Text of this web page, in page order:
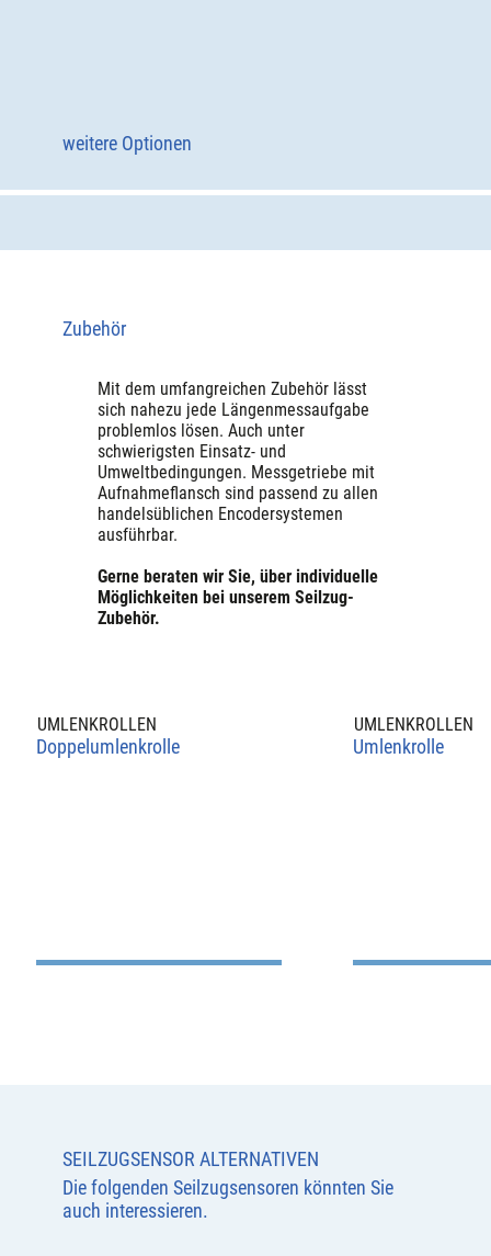
weitere Optionen
Doppelumlenkrolle
UMLENKROLLEN
Umlenkrolle
UMLENKROLLEN
Mit dem umfangreichen Zubehör lässt
sich nahezu jede Längenmessaufgabe
problemlos lösen. Auch unter
schwierigsten Einsatz- und
Umweltbedingungen. Messgetriebe mit
Aufnahmeflansch sind passend zu allen
handelsüblichen Encodersystemen
ausführbar.
Gerne beraten wir Sie, über individuelle
Möglichkeiten bei unserem Seilzug-
Zubehör.
Zubehör
SEILZUGSENSOR ALTERNATIVEN
Die folgenden Seilzugsensoren könnten Sie
auch interessieren.